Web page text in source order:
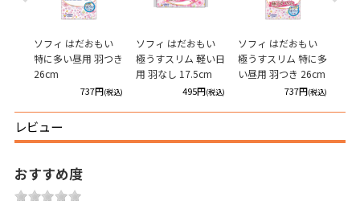
ソフィ はだおもい
特に多い昼用 羽つき
26cm
737円(税込)
ソフィ はだおもい
極うすスリム 軽い日
用 羽なし 17.5cm
495円(税込)
ソフィ はだおもい
極うすスリム 特に多
い昼用 羽つき 26cm
737円(税込)
レビュー
おすすめ度